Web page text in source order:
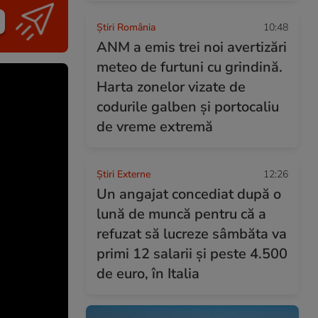
Știri România 10:48
ANM a emis trei noi avertizări
meteo de furtuni cu grindină.
Harta zonelor vizate de
codurile galben și portocaliu
de vreme extremă
Știri Externe 12:26
Un angajat concediat după o
lună de muncă pentru că a
refuzat să lucreze sâmbăta va
primi 12 salarii și peste 4.500
de euro, în Italia